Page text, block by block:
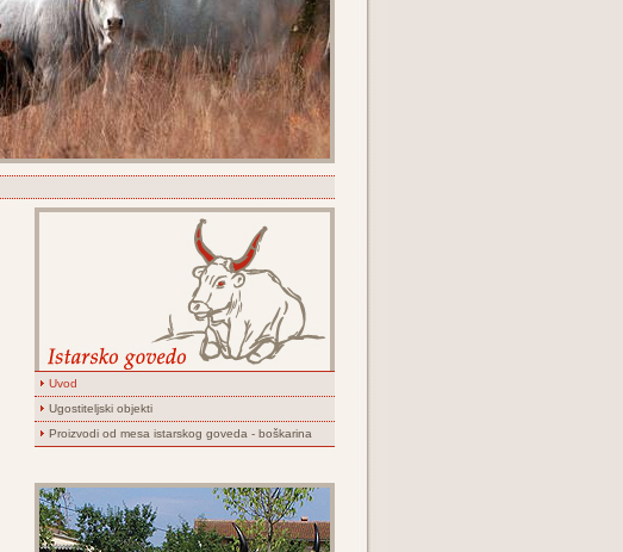
Uvod
Ugostiteljski objekti
Proizvodi od mesa istarskog goveda - boškarina